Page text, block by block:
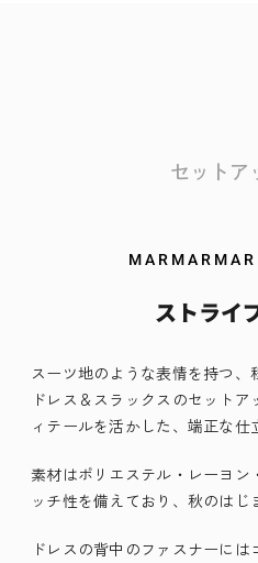
セットア
ストライ
スーツ地のような表情を持つ
ドレス＆スラックスのセット
ィテールを活かした、端正な仕
素材はポリエステル・レーヨ
ッチ性を備えており、秋のはじ
ドレスの背中のファスナーに